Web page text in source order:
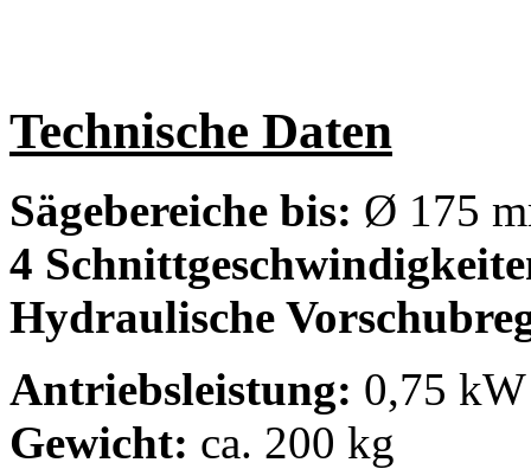
Technische Daten
Sägebereiche bis: Ø 175
4
Hydraulische
Antriebsleistung: 0,75
Gewicht: ca. 200 kg